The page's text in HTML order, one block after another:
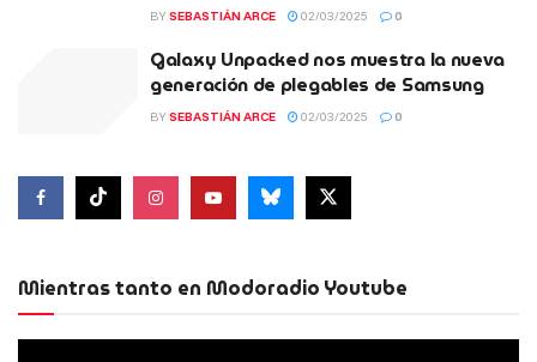
BY SEBASTIÁN ARCE 02/03/2025 0
Galaxy Unpacked nos muestra la nueva
generación de plegables de Samsung
BY SEBASTIÁN ARCE 02/03/2025 0
Mientras tanto en Modoradio Youtube